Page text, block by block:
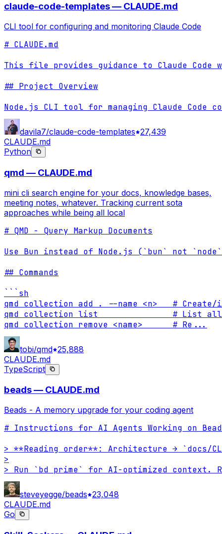
claude-code-templates — CLAUDE.md
CLI tool for configuring and monitoring Claude Code
# CLAUDE.md
This file provides guidance to Claude
## Project Overview
Node.js CLI tool for managing Claude Code
davila7/claude-code-templates 27,439
CLAUDE.md
Python
qmd — CLAUDE.md
mini cli search engine for your docs, knowledge bases,
meeting notes, whatever. Tracking current sota
approaches while being all local
# QMD - Query Markup Documents
Use Bun instead of Node.js (`bun` not
## Commands
```sh
qmd collection add . --name <n>   #
qmd collection list               # List all
qmd collection remove <name>      # Re ...
tobi/qmd 25,888
CLAUDE.md
TypeScript
beads — CLAUDE.md
Beads - A memory upgrade for your coding agent
# Instructions for AI Agents Working on
> **Reading order**: Architecture → `docs/
>
> Run `bd prime` for AI-optimized context.
steveyegge/beads 23,048
CLAUDE.md
Go